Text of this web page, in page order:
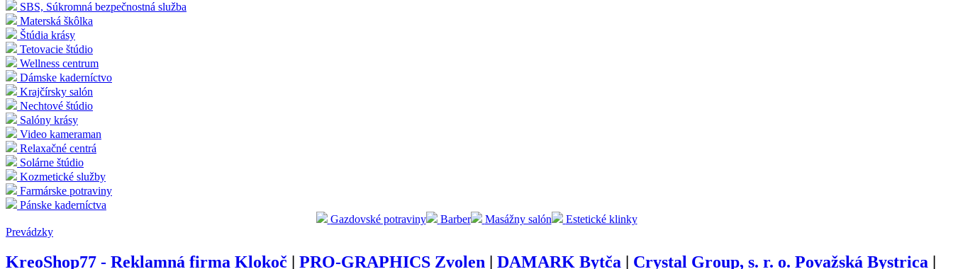
SBS, Súkromná bezpečnostná služba
Materská škôlka
Štúdia krásy
Tetovacie štúdio
Wellness centrum
Dámske kaderníctvo
Krajčírsky salón
Nechtové štúdio
Salóny krásy
Video kameraman
Relaxačné centrá
Solárne štúdio
Kozmetické služby
Farmárske potraviny
Pánske kaderníctva
Gazdovské potraviny
Barber Masážny salón
Estetické klinky
Prevádzky
KreoShop77 - Reklamná firma Klokoč PRO-GRAPHICS Zvolen DAMARK Bytča Crystal Group, s. r. o. Považská Bystrica